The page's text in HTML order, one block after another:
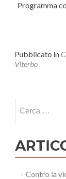
Programma
Pubblicato in
Viterbo
per:
Contro la